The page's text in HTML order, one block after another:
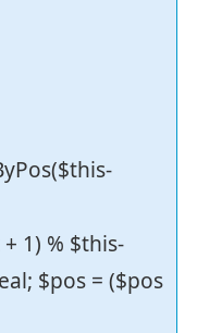
1) % $this-
$pos = ($pos